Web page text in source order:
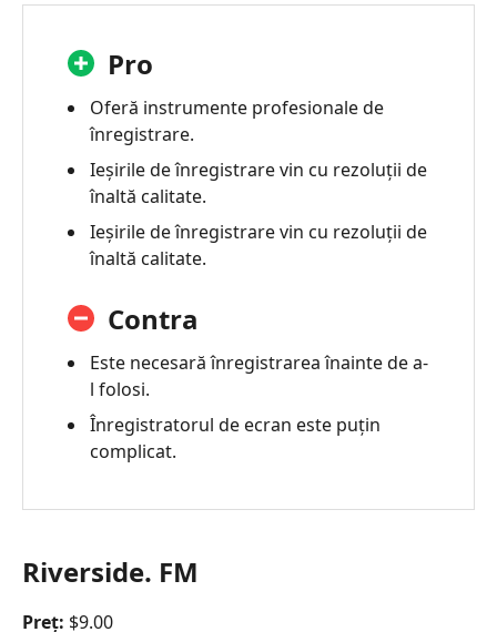
Pro
Oferă instrumente profesionale de
înregistrare.
Ieșirile de înregistrare vin cu rezoluții de
înaltă calitate.
Ieșirile de înregistrare vin cu rezoluții de
înaltă calitate.
Contra
Este necesară înregistrarea înainte de a-
l folosi.
Înregistratorul de ecran este puțin
complicat.
Riverside. FM
Preț: $9.00